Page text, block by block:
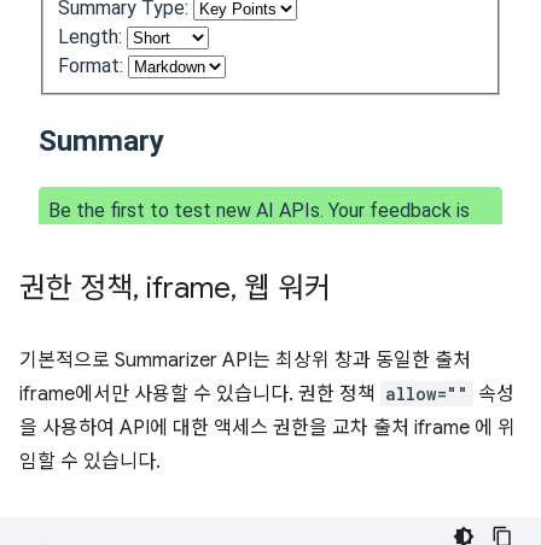
권한 정책, iframe, 웹 워커
기본적으로 Summarizer API는 최상위 창과 동일한 출처
iframe에서만 사용할 수 있습니다. 권한 정책 allow=""
속성
을 사용하여 API에 대한 액세스 권한을 교차 출처 iframe 에 위
임할 수 있습니다.